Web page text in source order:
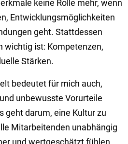
keine Rolle mehr, wenn
Entwicklungsmöglichkeiten
geht. Stattdessen
wichtig ist: Kompetenzen,
Stärken.
bedeutet für mich auch,
unbewusste Vorurteile
geht darum, eine Kultur zu
Mitarbeitenden unabhängig
und wertgeschätzt fühlen.